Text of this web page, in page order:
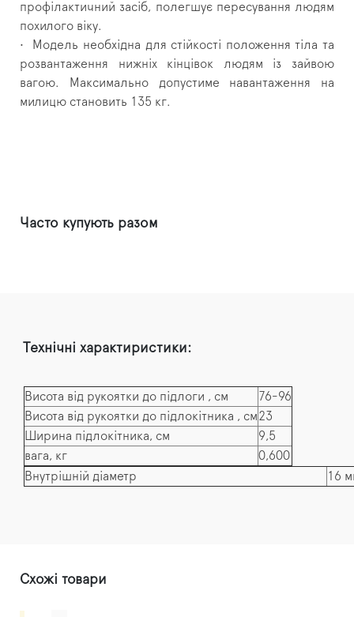
профілактичний засіб, полегшує пересування людям
похилого віку.
•
Модель необхідна для стійкості положення тіла та
розвантаження нижніх кінцівок людям із зайвою
вагою.
Максимально допустиме навантаження на
милицю становить 135 кг.
Часто купують разом
Технічні характиристики:
Висота від рукоятки до підлоги , см
76-96
Висота від рукоятки до підлокітника , см23
Ширина підлокітника, см
9,5
вага, кг
0,600
Внутрішній діаметр
16
Схожі товари